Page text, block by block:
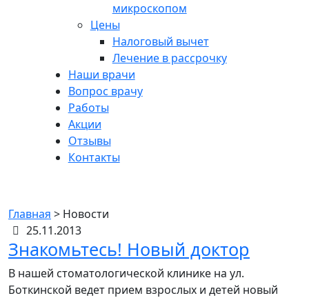
микроскопом
Цены
Налоговый вычет
Лечение в рассрочку
Наши врачи
Вопрос врачу
Работы
Акции
Отзывы
Контакты
Главная > Новости
25.11.2013
Знакомьтесь! Новый доктор
В нашей стоматологической клинике на ул.
Боткинской ведет прием взрослых и детей новый